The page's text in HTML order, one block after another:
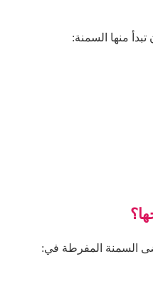
منها السمنة:
السمنة المفرطة في: